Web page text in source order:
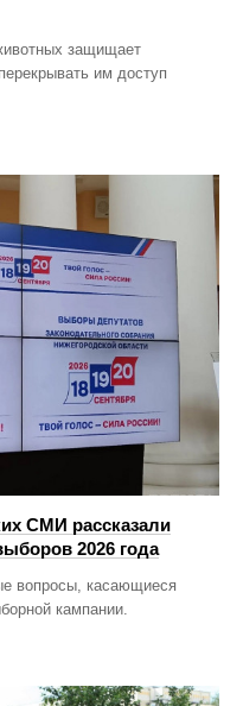
защищает
им доступ
СМИ рассказали
2026 года
вопросы, касающиеся
кампании.